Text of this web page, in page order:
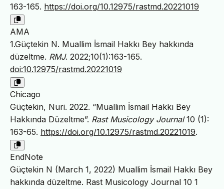
163-165. https://doi.org/10.12975/rastmd.20221019
AMA
1.Güçtekin N. Muallim İsmail Hakkı Bey hakkında
düzeltme. RMJ. 2022;10(1):163-165.
doi:10.12975/rastmd.20221019
Chicago
Güçtekin, Nuri. 2022. “Muallim İsmail Hakkı Bey
Hakkında Düzeltme”. Rast Musicology Journal10 (1):
163-65. https://doi.org/10.12975/rastmd.20221019.
EndNote
Güçtekin N (March 1, 2022) Muallim İsmail Hakkı Bey
hakkında düzeltme. Rast Musicology Journal 10 1